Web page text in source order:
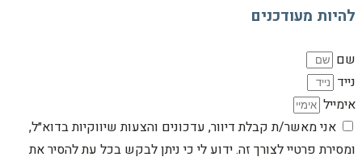
להיות מעודכנים
שם
נייד
אימייל
אני מאשר/ת קבלת דיוור, עדכונים והצעות שיווקיות בדוא״ל,
ומסירת פרטיי לצורך זה. ידוע לי כי ניתן לבקש בכל עת להסיר את